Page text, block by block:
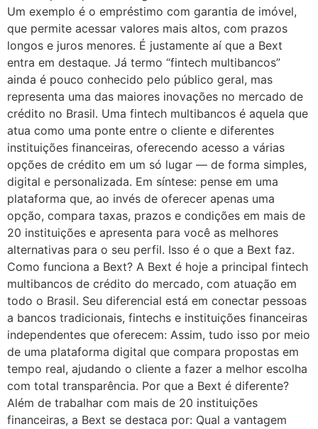
Um exemplo é o empréstimo com garantia de imóvel,
que permite acessar valores mais altos, com prazos
longos e juros menores. É justamente aí que a Bext
entra em destaque. Já termo “fintech multibancos”
ainda é pouco conhecido pelo público geral, mas
representa uma das maiores inovações no mercado de
crédito no Brasil. Uma fintech multibancos é aquela que
atua como uma ponte entre o cliente e diferentes
instituições financeiras, oferecendo acesso a várias
opções de crédito em um só lugar — de forma simples,
digital e personalizada. Em síntese: pense em uma
plataforma que, ao invés de oferecer apenas uma
opção, compara taxas, prazos e condições em mais de
20 instituições e apresenta para você as melhores
alternativas para o seu perfil. Isso é o que a Bext faz.
Como funciona a Bext? A Bext é hoje a principal fintech
multibancos de crédito do mercado, com atuação em
todo o Brasil. Seu diferencial está em conectar pessoas
a bancos tradicionais, fintechs e instituições financeiras
independentes que oferecem: Assim, tudo isso por meio
de uma plataforma digital que compara propostas em
tempo real, ajudando o cliente a fazer a melhor escolha
com total transparência. Por que a Bext é diferente?
Além de trabalhar com mais de 20 instituições
financeiras, a Bext se destaca por: Qual a vantagem